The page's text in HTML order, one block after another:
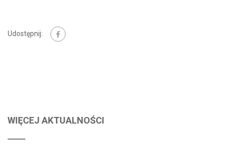
Udostępnij:
WIĘCEJ AKTUALNOŚCI